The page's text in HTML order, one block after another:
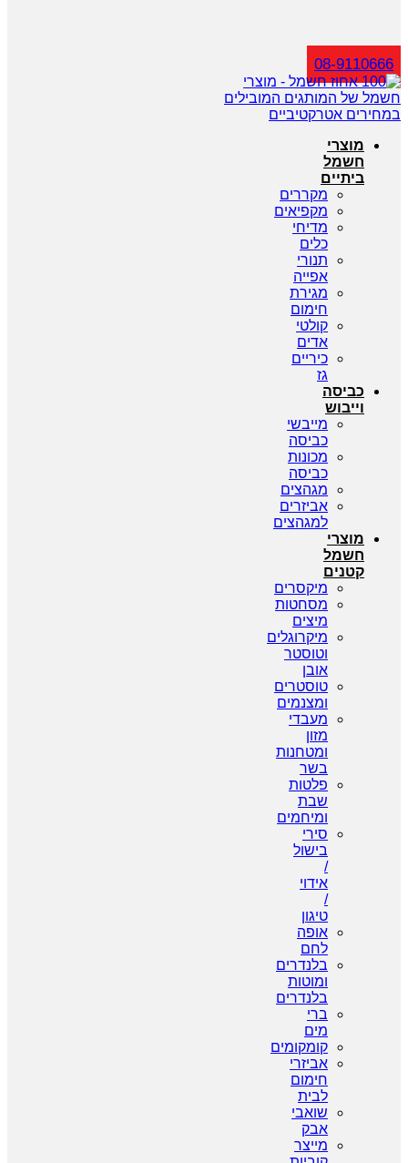
חיפוש
08-9110666
מוצרי
חשמל
ביתיים
מקררים
מקפיאים
מדיחי
כלים
תנורי
אפייה
מגירת
חימום
קולטי
אדים
כיריים
גז
כביסה
וייבוש
מייבשי
כביסה
מכונות
כביסה
מגהצים
אביזרים
למגהצים
מוצרי
חשמל
קטנים
מיקסרים
מסחטות
מיצים
מיקרוגלים
וטוסטר
אובן
טוסטרים
ומצנמים
מעבדי
מזון
ומטחנות
בשר
פלטות
שבת
ומיחמים
סירי
בישול
/
אידוי
/
טיגון
אופה
לחם
בלנדרים
ומוטות
בלנדרים
ברי
מים
קומקומים
אביזרי
חימום
לבית
שואבי
אבק
מייצר